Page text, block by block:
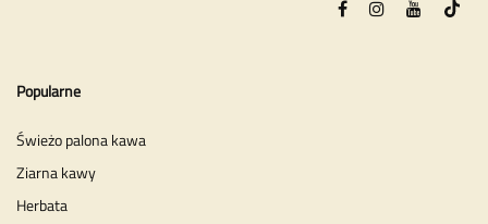
Popularne
Świeżo palona kawa
Ziarna kawy
Herbata